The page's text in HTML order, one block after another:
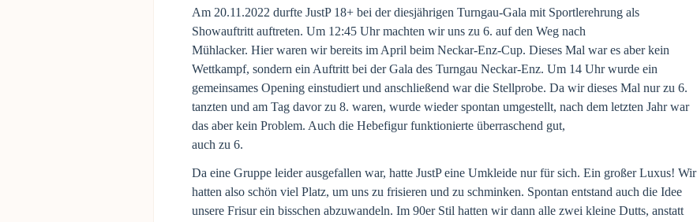
Am 20.11.2022 durfte JustP 18+ bei der diesjährigen Turngau-Gala mit Sportlerehrung als
Showauftritt auftreten. Um 12:45 Uhr machten wir uns zu 6. auf den Weg nach
Mühlacker. Hier waren wir bereits im April beim Neckar-Enz-Cup. Dieses Mal war es aber kein
Wettkampf, sondern ein Auftritt bei der Gala des Turngau Neckar-Enz. Um 14 Uhr wurde ein
gemeinsames Opening einstudiert und anschließend war die Stellprobe. Da wir dieses Mal nur zu 6.
tanzten und am Tag davor zu 8. waren, wurde wieder spontan umgestellt, nach dem letzten Jahr war
das aber kein Problem. Auch die Hebefigur funktionierte überraschend gut,
auch zu 6.
Da eine Gruppe leider ausgefallen war, hatte JustP eine Umkleide nur für sich. Ein großer Luxus! Wir
hatten also schön viel Platz, um uns zu frisieren und zu schminken. Spontan entstand auch die Idee
unsere Frisur ein bisschen abzuwandeln. Im 90er Stil hatten wir dann alle zwei kleine Dutts, anstatt